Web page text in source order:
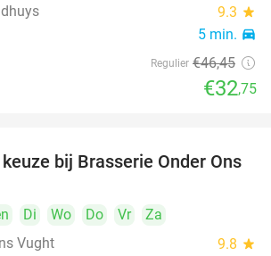
9.3 star
5 min. directions_car
Regulier €46,45
€32,75
31%
bij Brasserie Onder Ons
Di Wo Do Vr
Za
Vught
9.8 star